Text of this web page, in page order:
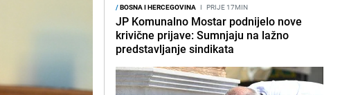
/BOSNA I HERCEGOVINA I PRIJE 17MIN
JP Komunalno Mostar podnijelo nove
krivične prijave: Sumnjaju na lažno
predstavljanje sindikata